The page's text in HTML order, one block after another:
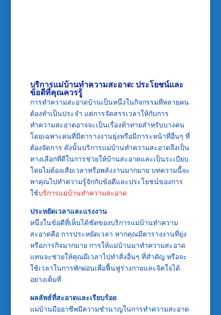
บริการแม่บ้านทำความสะอาด: ประโยชน์และ
ข้อดีที่คุณควรรู้
การทำความสะอาดบ้านเป็นหนึ่งในกิจกรรมที่หลายคน
ต้องทำเป็นประจำ แต่การจัดสรรเวลาให้กับการ
ทำความสะอาดอาจจะเป็นเรื่องท้าทายสำหรับบางคน
โดยเฉพาะคนที่มีตารางงานยุ่งหรือมีภาระหน้าที่อื่นๆ ที่
ต้องจัดการ ดังนั้นบริการแม่บ้านทำความสะอาดจึงเป็น
ทางเลือกที่ดีในการช่วยให้บ้านสะอาดและเป็นระเบียบ
โดยไม่ต้องเสียเวลาหรือพลังงานมากมาย บทความนี้จะ
พาคุณไปทำความรู้จักกับข้อดีและประโยชน์ของการ
ใช้บริการแม่บ้านทำความสะอาด
ประหยัดเวลาและแรงงาน
หนึ่งในข้อดีที่เห็นได้ชัดของบริการแม่บ้านทำความ
สะอาดคือ การประหยัดเวลา หากคุณมีตารางงานที่ยุ่ง
หรือภารกิจมากมาย การให้แม่บ้านมาทำความสะอาด
แทนจะช่วยให้คุณมีเวลาไปทำสิ่งอื่นๆ ที่สำคัญ หรือจะ
ใช้เวลาในการพักผ่อนเพื่อฟื้นฟูร่างกายและจิตใจได้
อย่างเต็มที่
ผลลัพธ์ที่สะอาดและเรียบร้อย
แม่บ้านมืออาชีพมีความชำนาญในการทำความสะอาด